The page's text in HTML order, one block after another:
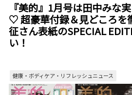
『美的』1月号は田中みな
♡ 超豪華付録＆見どころを
征さん表紙のSPECIAL
い！
健康・ボディケア・リフレッシュニュース